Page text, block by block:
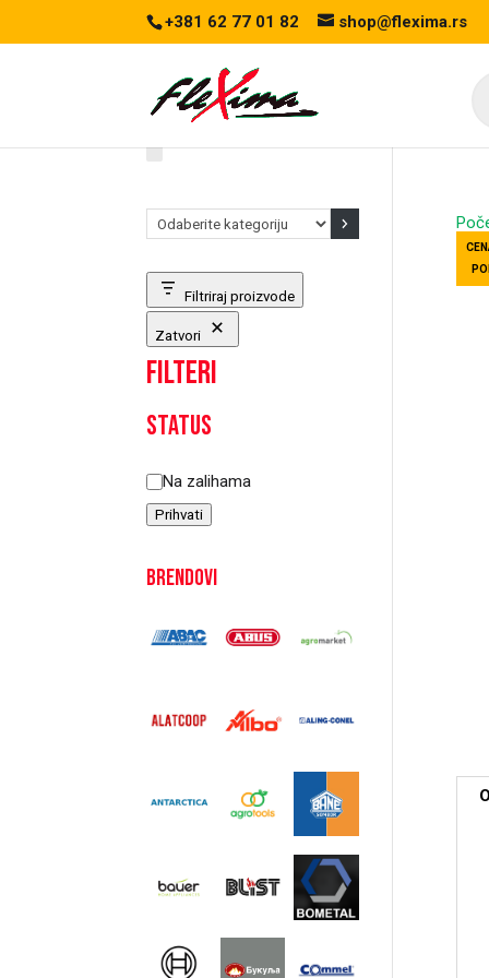
+381 62 77 01 82 shop@flexima.rs
Odaberite
Filtriraj proizvode
Zatvori
Filteri
Status
Status
Na zalihama
Prihvati
Brendovi